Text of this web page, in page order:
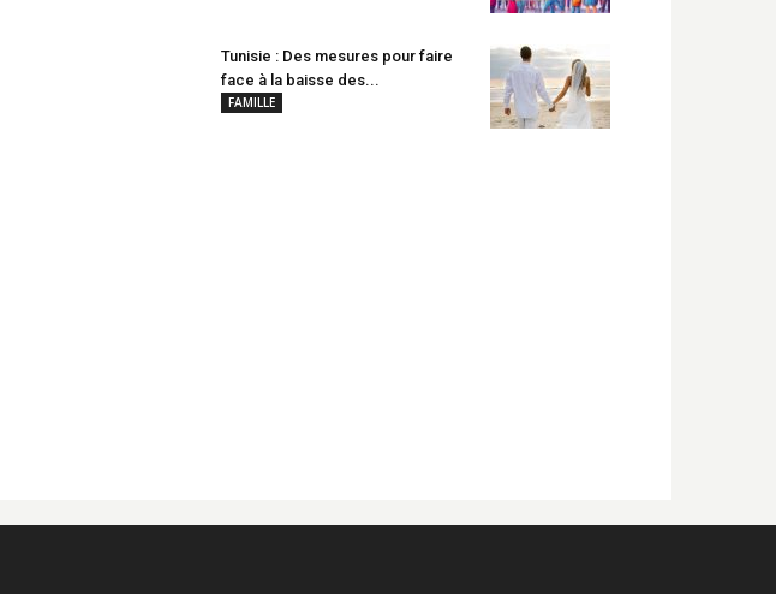
Tunisie : Des mesures pour faire
face à la baisse des...
FAMILLE